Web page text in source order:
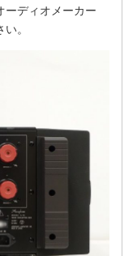
ーディオメーカー
。